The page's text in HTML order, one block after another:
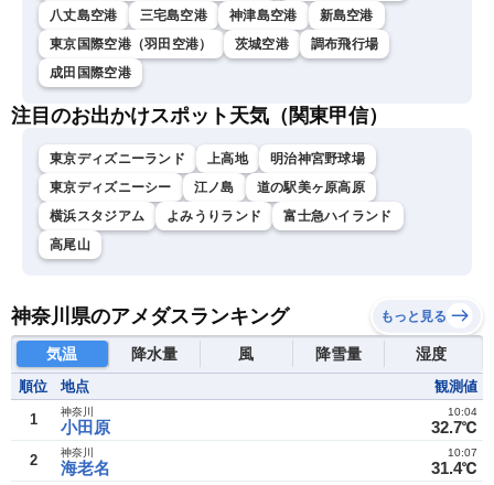
八丈島空港
三宅島空港 神津島空港
新島空港
東京国際空港（羽田空港）
茨城空港
調布飛行場
成田国際空港
注目のお出かけスポット天気（関東甲信）
東京ディズニーランド 上高地
明治神宮野球場
東京ディズニーシー
江ノ島
道の駅美ヶ原高原
横浜スタジアム
よみうりランド
富士急ハイランド
高尾山
神奈川県のアメダスランキング もっと見る
気温 降水量 風 降雪量 湿度
順位 地点 観測値
1 小田原
神奈川
32.7℃
10:04
2 海老名
神奈川
31.4℃
10:07